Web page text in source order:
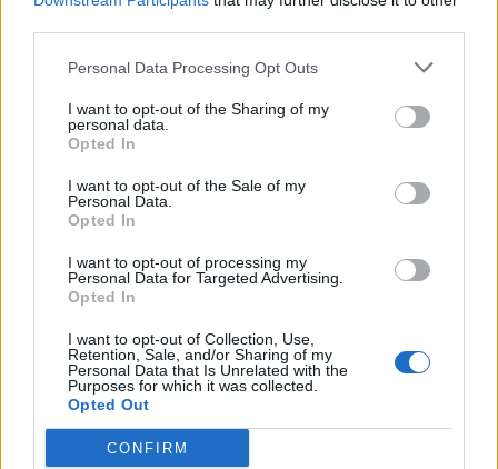
Personal Data Processing Opt Outs
I want to opt-out of the Sharing of my
personal data.
Opted In
I want to opt-out of the Sale of my
Personal Data.
Opted In
I want to opt-out of processing my
Personal Data for Targeted Advertising.
Opted In
I want to opt-out of Collection, Use,
Retention, Sale, and/or Sharing of my
Personal Data that Is Unrelated with the
Purposes for which it was collected.
Opted Out
CONFIRM